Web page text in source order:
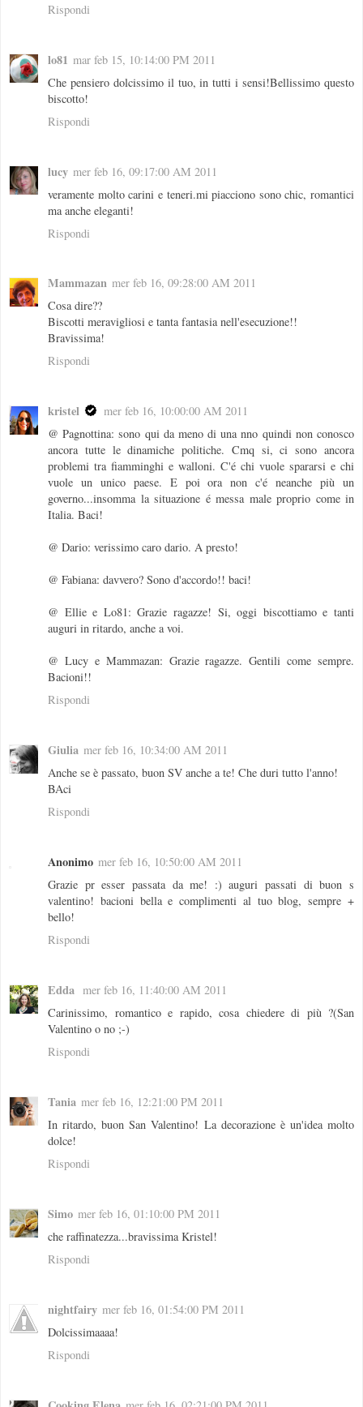
Rispondi
lo81 mar feb 15, 10:14:00 PM 2011
Che pensiero dolcissimo il tuo, in tutti i sensi!Bellissimo questo
biscotto!
Rispondi
lucy mer feb 16, 09:17:00 AM 2011
veramente molto carini e teneri.mi piacciono sono chic, romantici
ma anche eleganti!
Rispondi
Mammazan mer feb 16, 09:28:00 AM 2011
Cosa dire??
Biscotti meravigliosi e tanta fantasia nell'esecuzione!!
Bravissima!
Rispondi
kristel
mer feb 16, 10:00:00 AM 2011
@ Pagnottina: sono qui da meno di una nno quindi non conosco
ancora tutte le dinamiche politiche. Cmq si, ci sono ancora
problemi tra fiamminghi e walloni. C'é chi vuole spararsi e chi
vuole un unico paese. E poi ora non c'é neanche più un
governo...insomma la situazione é messa male proprio come in
Italia. Baci!
@ Dario: verissimo caro dario. A presto!
@ Fabiana: davvero? Sono d'accordo!! baci!
@ Ellie e Lo81: Grazie ragazze! Si, oggi biscottiamo e tanti
auguri in ritardo, anche a voi.
@ Lucy e Mammazan: Grazie ragazze. Gentili come sempre.
Bacioni!!
Rispondi
Giulia mer feb 16, 10:34:00 AM 2011
Anche se è passato, buon SV anche a te! Che duri tutto l'anno!
BAci
Rispondi
Anonimo mer feb 16, 10:50:00 AM 2011
Grazie pr esser passata da me! :) auguri passati di buon s
valentino! bacioni bella e complimenti al tuo blog, sempre +
bello!
Rispondi
Edda mer feb 16, 11:40:00 AM 2011
Carinissimo, romantico e rapido, cosa chiedere di più ?(San
Valentino o no ;-)
Rispondi
Tania mer feb 16, 12:21:00 PM 2011
In ritardo, buon San Valentino! La decorazione è un'idea molto
dolce!
Rispondi
Simo mer feb 16, 01:10:00 PM 2011
che raffinatezza...bravissima Kristel!
Rispondi
nightfairy mer feb 16, 01:54:00 PM 2011
Dolcissimaaaa!
Rispondi